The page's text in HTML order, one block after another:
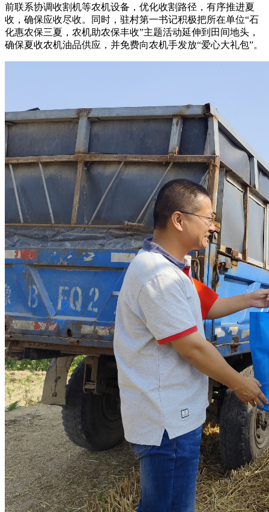
前联系协调收割机等农机设备，优化收割路径，有序推进夏
收，确保应收尽收。同时，驻村第一书记积极把所在单位“石
化惠农保三夏，农机助农保丰收”主题活动延伸到田间地头，
确保夏收农机油品供应，并免费向农机手发放“爱心大礼包”。